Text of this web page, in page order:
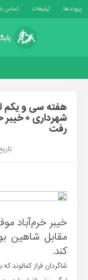
پیوندها تبلیغات تماس
هفته سی و‌ یکم
رفت
تاریخ
خیبر خرم‌آباد
مقابل شاهین
کند.
شاگردان فراز کمالوند